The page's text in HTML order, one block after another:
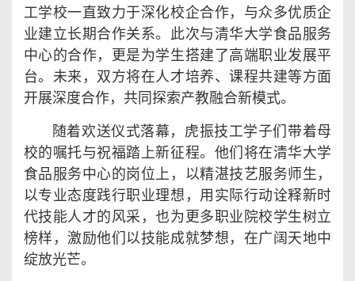
工学校一直致力于深化校企合作，与众多优质企
业建立长期合作关系。此次与清华大学食品服务
中心的合作，更是为学生搭建了高端职业发展平
台。未来，双方将在人才培养、课程共建等方面
开展深度合作，共同探索产教融合新模式。
随着欢送仪式落幕，虎振技工学子们带着母
校的嘱托与祝福踏上新征程。他们将在清华大学
食品服务中心的岗位上，以精湛技艺服务师生，
以专业态度践行职业理想，用实际行动诠释新时
代技能人才的风采，也为更多职业院校学生树立
榜样，激励他们以技能成就梦想，在广阔天地中
绽放光芒。